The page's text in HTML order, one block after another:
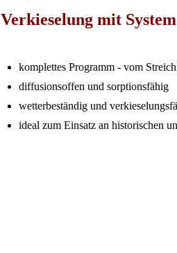
Verkieselung mit
komplettes Programm - vom
diffusionsoffen und sorptionsfähig
wetterbeständig und
ideal zum Einsatz an historischen